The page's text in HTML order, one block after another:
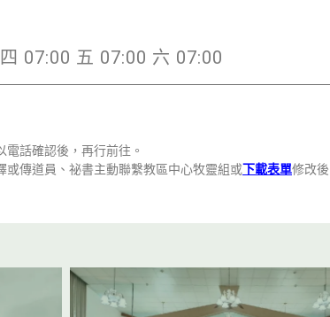
07:00 五 07:00 六 07:00
話確認後，再行前往。
傳道員、祕書主動聯繫教區中心牧靈組或下載表單修改後